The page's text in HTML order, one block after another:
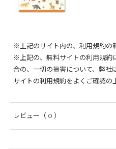
※上記のサイト内の、利用規約の
※上記の、無料サイトの利用規約
合の、一切の損害について、弊社
サイトの利用規約をよくご確認の
レビュー （ 0 ）